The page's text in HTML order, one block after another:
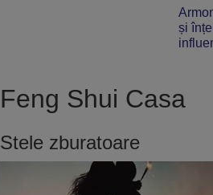
și
Feng Shui Casa
Stele zburatoare